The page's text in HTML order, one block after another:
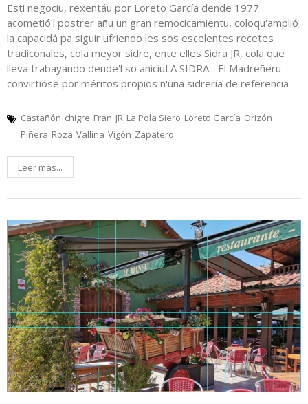
Esti negociu, rexentáu por Loreto García dende 1977
acometió'l postrer añu un gran remocicamientu, coloqu'amplió
la capacidá pa siguir ufriendo les sos escelentes recetes
tradiconales, cola meyor sidre, ente elles Sidra JR, cola que
lleva trabayando dende'l so aniciuLA SIDRA.- El Madreñeru
convirtióse por méritos propios n'una sidrería de referencia
Castañón chigre Fran JR La Pola Siero Loreto García Orizón
Piñera Roza Vallina Vigón Zapatero
Leer más...